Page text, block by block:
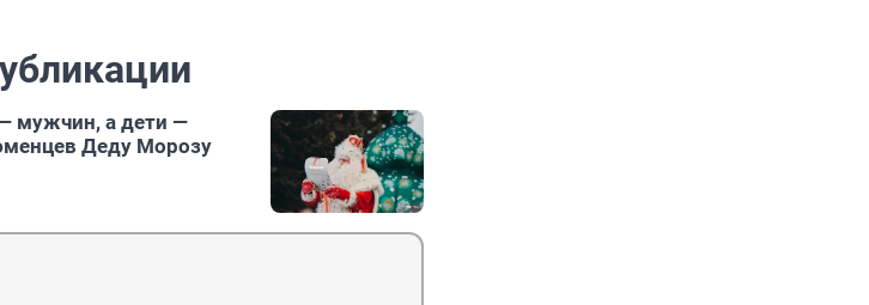
мужчин, а дети —
Деду Морозу